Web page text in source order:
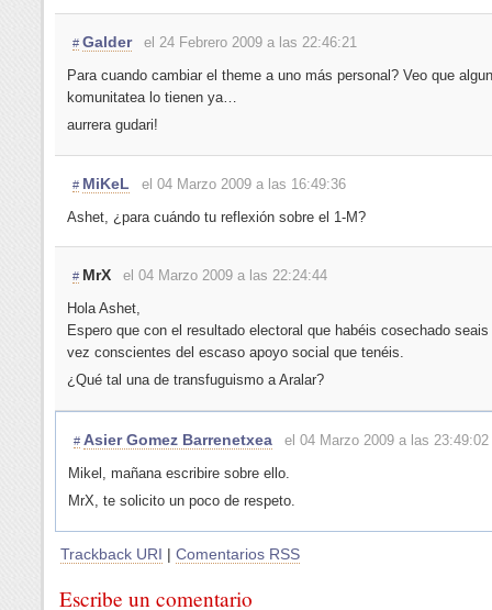
# Galder
el 24 Febrero 2009 a las 22:46:21
Para cuando cambiar el theme a uno más personal? Veo que
komunitatea lo tienen ya…
aurrera gudari!
# MiKeL
el 04 Marzo 2009 a las 16:49:36
Ashet, ¿para cuándo tu reflexión sobre el 1-M?
# MrX
el 04 Marzo 2009 a las 22:24:44
Hola Ashet,
Espero que con el resultado electoral que habéis cosechado seais
vez conscientes del escaso apoyo social que tenéis.
¿Qué tal una de transfuguismo a Aralar?
# Asier Gomez Barrenetxea
el 04 Marzo 2009 a las 23:49:02
Mikel, mañana escribire sobre ello.
MrX, te solicito un poco de respeto.
Trackback URI | Comentarios RSS
Escribe un comentario